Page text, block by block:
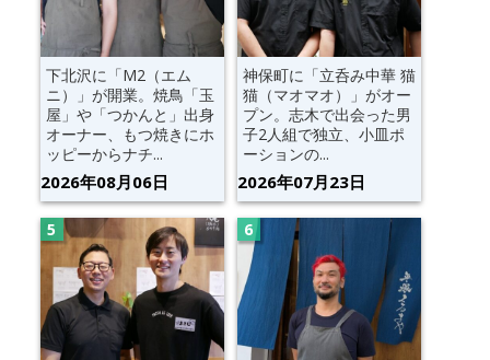
下北沢に「M2（エム
ニ）」が開業。焼鳥「玉
屋」や「つかんと」出身
オーナー、もつ焼きにホ
ッピーからナチ...
2026年08月06日
神保町に「立呑み中華 猫
猫（マオマオ）」がオー
プン。志木で出会った男
子2人組で独立、小皿ポ
ーションの...
2026年07月23日